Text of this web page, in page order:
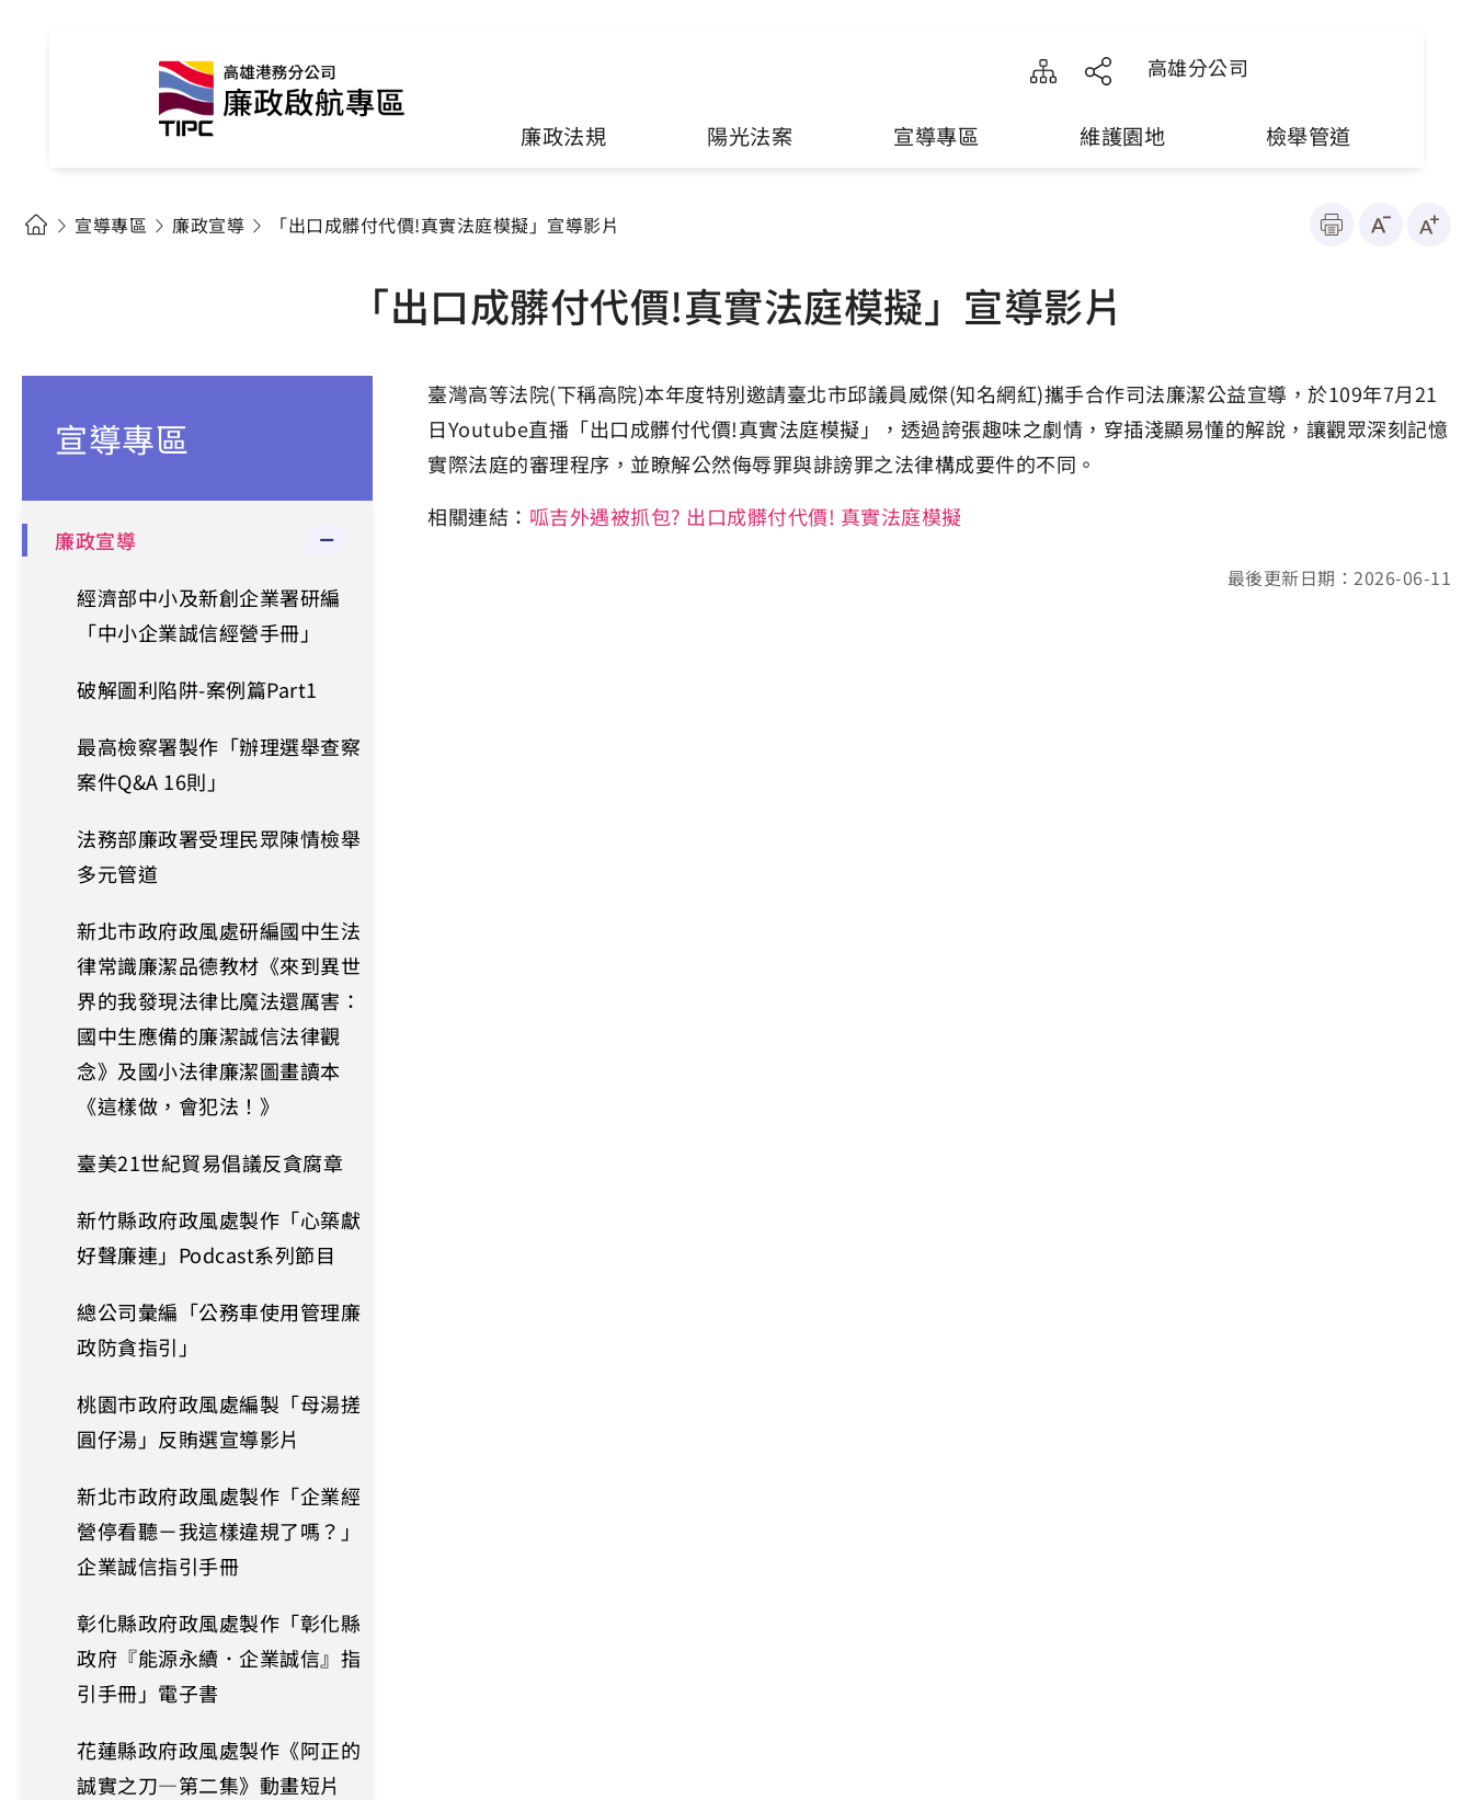
高雄分公司
廉政法規 陽光法案 宣導專區 維護園地 檢舉管道
宣導專區 廉政宣導 「出口成髒付代價!真實法庭模擬」宣導影片
「出口成髒付代價!真實法庭模擬」宣導影片
宣導專區
廉政宣導
經濟部中小及新創企業署研編
「中小企業誠信經營手冊」
破解圖利陷阱-案例篇Part1
最高檢察署製作「辦理選舉查察
案件Q&A 16則」
法務部廉政署受理民眾陳情檢舉
多元管道
新北市政府政風處研編國中生法
律常識廉潔品德教材《來到異世
界的我發現法律比魔法還厲害：
國中生應備的廉潔誠信法律觀
念》及國小法律廉潔圖畫讀本
《這樣做，會犯法！》
臺美21世紀貿易倡議反貪腐章
新竹縣政府政風處製作「心築獻
好聲廉連」Podcast系列節目
總公司彙編「公務車使用管理廉
政防貪指引」
桃園市政府政風處編製「母湯搓
圓仔湯」反賄選宣導影片
新北市政府政風處製作「企業經
營停看聽－我這樣違規了嗎？」
企業誠信指引手冊
彰化縣政府政風處製作「彰化縣
政府『能源永續．企業誠信』指
引手冊」電子書
花蓮縣政府政風處製作《阿正的
誠實之刀—第二集》動畫短片
臺灣高等法院(下稱高院)本年度特別邀請臺北市邱議員威傑(知名網紅)攜手合作司法廉潔公益宣導，於109年7月21
日Youtube直播「出口成髒付代價!真實法庭模擬」，透過誇張趣味之劇情，穿插淺顯易懂的解說，讓觀眾深刻記憶
實際法庭的審理程序，並瞭解公然侮辱罪與誹謗罪之法律構成要件的不同。
相關連結： 呱吉外遇被抓包? 出口成髒付代價! 真實法庭模擬
最後更新日期：2026-06-11